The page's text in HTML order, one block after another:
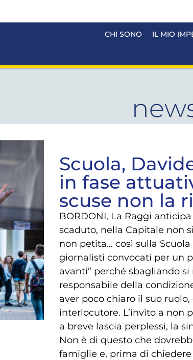
CHI SONO IL MIO
Scuola,
in fase
scuse non la
BORDONI, La Raggi
scaduto, nella Capitale non
non petita… così sulla
giornalisti convocati per un
avanti” perché sbagliando
responsabile della
aver poco chiaro il suo
interlocutore. L’invito a non
a breve lascia perplessi, la
Non è di questo che
famiglie e, prima di